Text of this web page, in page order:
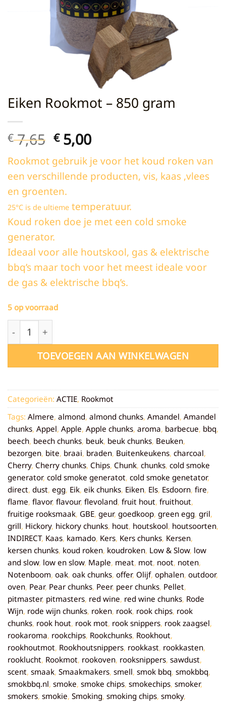
Eiken Rookmot – 850 gram
€7,65 Oorspronkelijke
prijs
was:
€ 7,65.
€5,00Huidige
prijs
is:
€ 5,00.
Rookmot gebruik je voor het koud roken van
een verschillende producten, vis, kaas ,vlees
en groenten.
25°C is de ultieme temperatuur.
Koud roken doe je met een cold smoke
generator.
Ideaal voor alle houtskool, gas & elektrische
bbq’s maar toch voor het meest ideale voor
de gas & elektrische bbq’s.
5 op voorraad
Eiken Rookmot - 850 gram aantal
TOEVOEGEN AAN WINKELWAGEN
Categorieën: ACTIE, Rookmot
Tags: Almere, almond, almond chunks, Amandel, Amandel
chunks, Appel, Apple, Apple chunks, aroma, barbecue, bbq,
beech, beech chunks, beuk, beuk chunks, Beuken,
bezorgen, bite, braai, braden, Buitenkeukens, charcoal,
Cherry, Cherry chunks, Chips, Chunk, chunks, cold smoke
generator, cold smoke generatot, cold smoke genetator,
direct, dust, egg, Eik, eik chunks, Eiken, Els, Esdoorn, fire,
flame, flavor, flavour, flevoland, fruit hout, fruithout,
fruitige rooksmaak, GBE, geur, goedkoop, green egg, gril,
grill, Hickory, hickory chunks, hout, houtskool, houtsoorten,
INDIRECT, Kaas, kamado, Kers, Kers chunks, Kersen,
kersen chunks, koud roken, koudroken, Low & Slow, low
and slow, low en slow, Maple, meat, mot, noot, noten,
Notenboom, oak, oak chunks, offer, Olijf, ophalen, outdoor,
oven, Pear, Pear chunks, Peer, peer chunks, Pellet,
pitmaster, pitmasters, red wine, red wine chunks, Rode
Wijn, rode wijn chunks, roken, rook, rook chips, rook
chunks, rook hout, rook mot, rook snippers, rook zaagsel,
rookaroma, rookchips, Rookchunks, Rookhout,
rookhoutmot, Rookhoutsnippers, rookkast, rookkasten,
rooklucht, Rookmot, rookoven, rooksnippers, sawdust,
scent, smaak, Smaakmakers, smell, smok bbq, smokbbq,
smokbbq.nl, smoke, smoke chips, smokechips, smoker,
smokers, smokie, Smoking, smoking chips, smoky,